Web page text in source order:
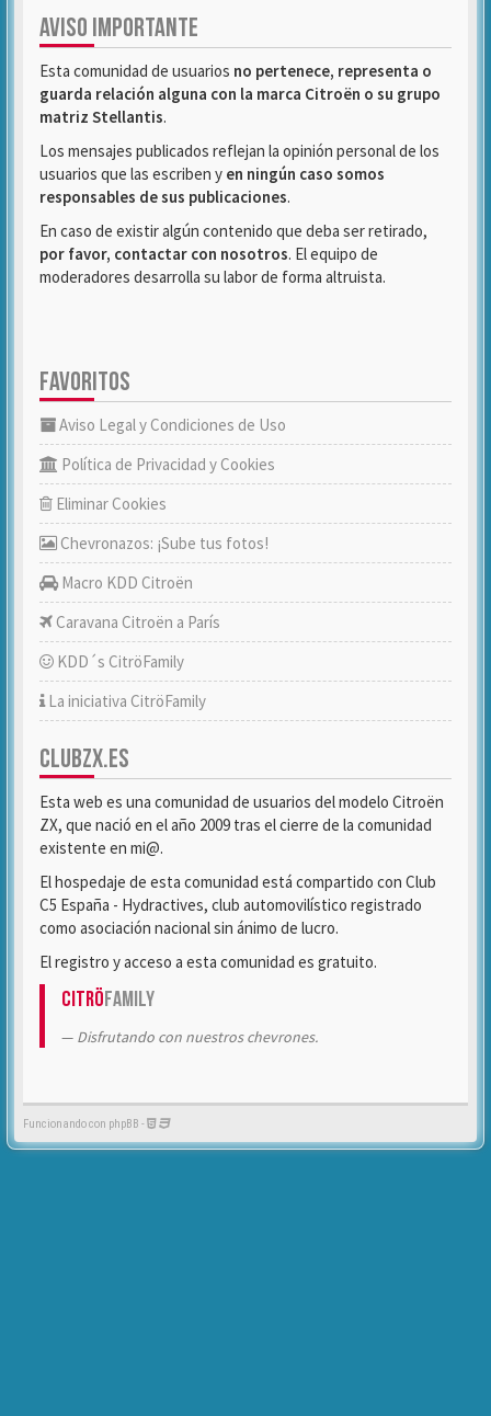
AVISO IMPORTANTE
Esta comunidad de usuarios no pertenece, representa o
guarda relación alguna con la marca Citroën o su grupo
matriz Stellantis.
Los mensajes publicados reflejan la opinión personal de los
usuarios que las escriben y en ningún caso somos
responsables de sus publicaciones.
En caso de existir algún contenido que deba ser retirado,
por favor, contactar con nosotros. El equipo de
moderadores desarrolla su labor de forma altruista.
FAVORITOS
Aviso Legal y Condiciones de Uso
Política de Privacidad y Cookies
Eliminar Cookies
Chevronazos: ¡Sube tus fotos!
Macro KDD Citroën
Caravana Citroën a París
KDD´s CitröFamily
La iniciativa CitröFamily
CLUBZX.ES
Esta web es una comunidad de usuarios del modelo Citroën
ZX, que nació en el año 2009 tras el cierre de la comunidad
existente en mi@.
El hospedaje de esta comunidad está compartido con Club
C5 España - Hydractives, club automovilístico registrado
como asociación nacional sin ánimo de lucro.
El registro y acceso a esta comunidad es gratuito.
CitröFamily
Disfrutando con nuestros chevrones.
Funcionando con phpBB -